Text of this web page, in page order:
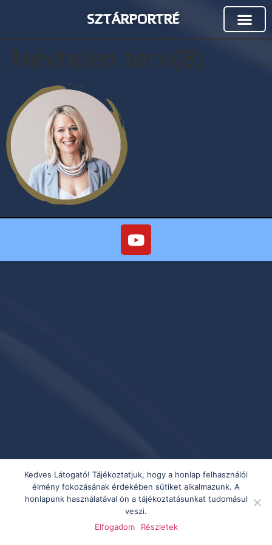
SZTÁRPORTRÉ
Névtelen terv(8)
Kedves Látogató! Tájékoztatjuk, hogy a honlap felhasználói
élmény fokozásának érdekében sütiket alkalmazunk. A
honlapunk használatával ön a tájékoztatásunkat tudomásul
veszi.
Elfogadom
Részletek